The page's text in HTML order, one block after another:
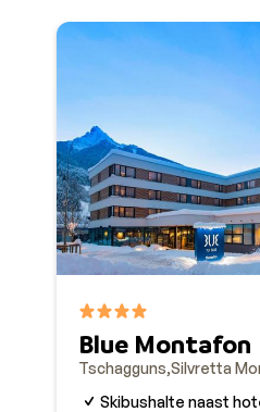
Blue Montafon
Tschagguns Silvretta
Skibushalte naast